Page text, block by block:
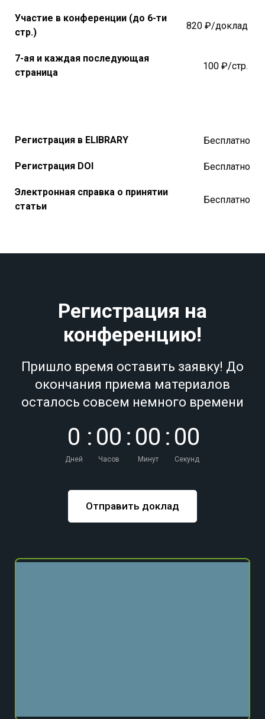
Участие в конференции (до 6-ти
стр.)
820 ₽/доклад
7-ая и каждая последующая
страница
100 ₽/стр.
Регистрация в ELIBRARY Бесплатно
Регистрация DOI Бесплатно
Электронная справка о принятии
статьи
Бесплатно
Регистрация на
конференцию!
Пришло время оставить заявку! До
окончания приема материалов
осталось совсем немного времени
0
Дней
: 00
Часов
: 00
Минут
: 00
Секунд
Отправить доклад